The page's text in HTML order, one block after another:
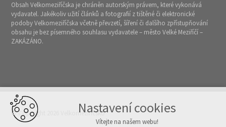
Obsah Velkomeziříčska je chráněn autorským právem, které vykonává
vydavatel. Jakékoliv užití článků a fotografií z tištěné či elektronické
podoby Velkomeziříčska včetně převzetí, šíření či dalšího zpřístupňování
obsahu je bez písemného souhlasu vydavatele – město Velké Meziříčí –
ZAKÁZÁNO.
© Copyright 2026 VelkomeziříčskoNastavení cookies
Vítejte na našem webu!